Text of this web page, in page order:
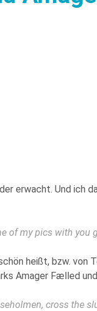
erwacht. Und ich
of my pics with you
heißt, bzw. von
Amager Fælled
cross the